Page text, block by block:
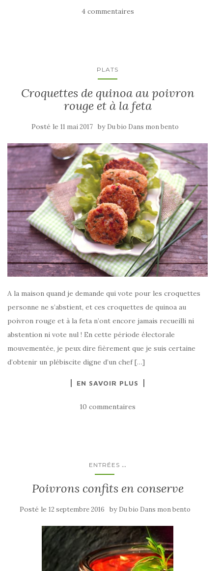
4 commentaires
PLATS
Croquettes de quinoa au poivron
rouge et à la feta
Posté le 11 mai 2017 by Du bio Dans mon bento
A la maison quand je demande qui vote pour les croquettes
personne ne s’abstient, et ces croquettes de quinoa au
poivron rouge et à la feta n’ont encore jamais recueilli ni
abstention ni vote nul ! En cette période électorale
mouvementée, je peux dire fièrement que je suis certaine
d’obtenir un plébiscite digne d’un chef […]
EN SAVOIR PLUS
10 commentaires
ENTRÉES ...
Poivrons confits en conserve
Posté le 12 septembre 2016 by Du bio Dans mon bento